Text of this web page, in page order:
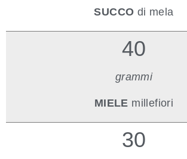
SUCCO di mela
40
grammi
MIELE millefiori
30